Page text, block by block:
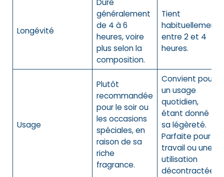
Longévité
Dure
généralement
de 4 à 6
heures, voire
plus selon la
composition.
Tient
habituellement
entre 2 et 4
heures.
Usage
Plutôt
recommandée
pour le soir ou
les occasions
spéciales, en
raison de sa
riche
fragrance.
Convient pour
un usage
quotidien,
étant donné
sa légèreté.
Parfaite pour le
travail ou une
utilisation
décontractée.